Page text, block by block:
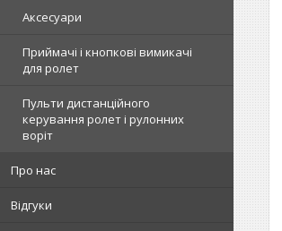
Аксесуари
Приймачі і кнопкові вимикачі
для ролет
Пульти дистанційного
керування ролет і рулонних
воріт
Про нас
Відгуки